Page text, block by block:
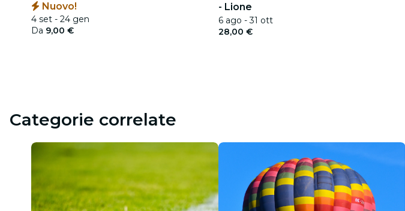
Nuovo!
4 set - 24 gen
Da 9,00 €
- Lione
6 ago - 31 ott
28,00 €
Categorie correlate